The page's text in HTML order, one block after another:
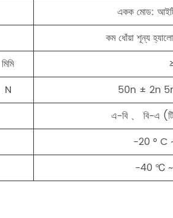
একক মোড:
কম ধোঁয়া শূন্য
মিমি
N
50n ± 2n
এ-বি 、 বি-এ
-20 °
-40 ℃